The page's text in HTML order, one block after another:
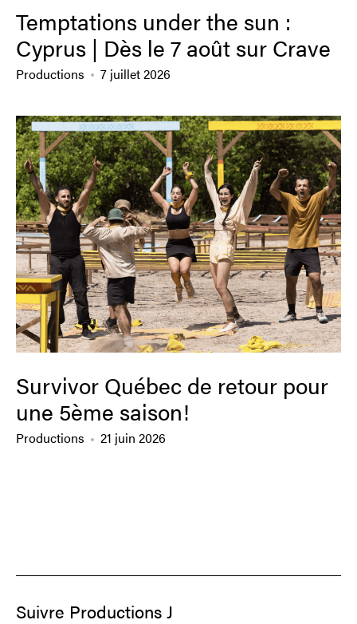
Temptations under the sun :
Cyprus | Dès le 7 août sur Crave
Productions 7 juillet 2026
Survivor Québec de retour pour
une 5ème saison!
Productions 21 juin 2026
Suivre Productions J